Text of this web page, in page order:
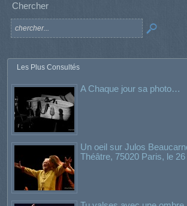
Chercher
Les Plus Consultés
A Chaque jour sa photo…
Un oeil sur Julos
Théâtre, 75020 Paris, le